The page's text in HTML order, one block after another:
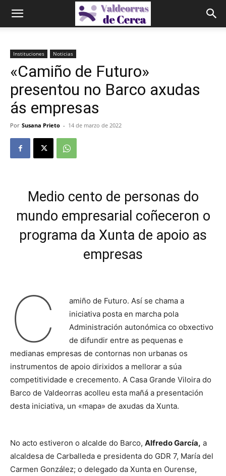
Instituciones Noticias
«Camiño de Futuro»
presentou no Barco axudas
ás empresas
Por Susana Prieto - 14 de marzo de 2022
Medio cento de personas do
mundo empresarial coñeceron o
programa da Xunta de apoio as
empresas
C
amiño de Futuro. Así se chama a
iniciativa posta en marcha pola
Administración autonómica co obxectivo
de difundir entre as pequenas e
medianas empresas de contornas non urbanas os
instrumentos de apoio dirixidos a mellorar a súa
competitividade e crecemento. A Casa Grande Viloira do
Barco de Valdeorras acolleu esta mañá a presentación
desta iniciativa, un «mapa» de axudas da Xunta.
No acto estiveron o alcalde do Barco, Alfredo García, a
alcaldesa de Carballeda e presidenta do GDR 7, María del
Carmen González; o delegado da Xunta en Ourense,